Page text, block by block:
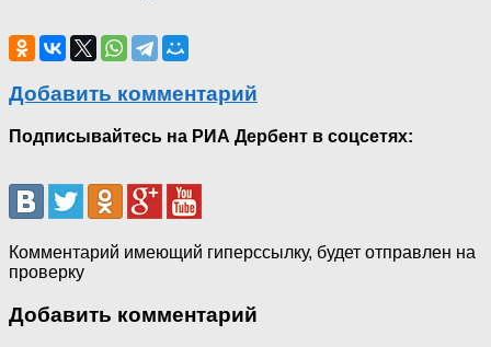
Добавить комментарий
Подписывайтесь на РИА Дербент в соцсетях:
Комментарий имеющий гиперссылку, будет отправлен на
проверку
Добавить комментарий